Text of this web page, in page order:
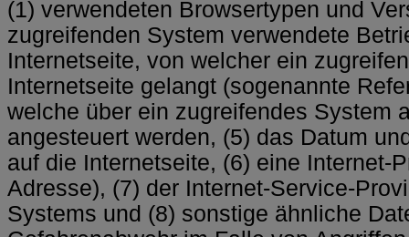
(1) verwendeten Browsertypen und
zugreifenden System verwendete
Internetseite, von welcher ein
Internetseite gelangt (sogenannte
welche über ein zugreifendes System
angesteuert werden, (5) das Datum
auf die Internetseite, (6) eine Internet-
Adresse), (7) der Internet-Service-
Systems und (8) sonstige ähnliche